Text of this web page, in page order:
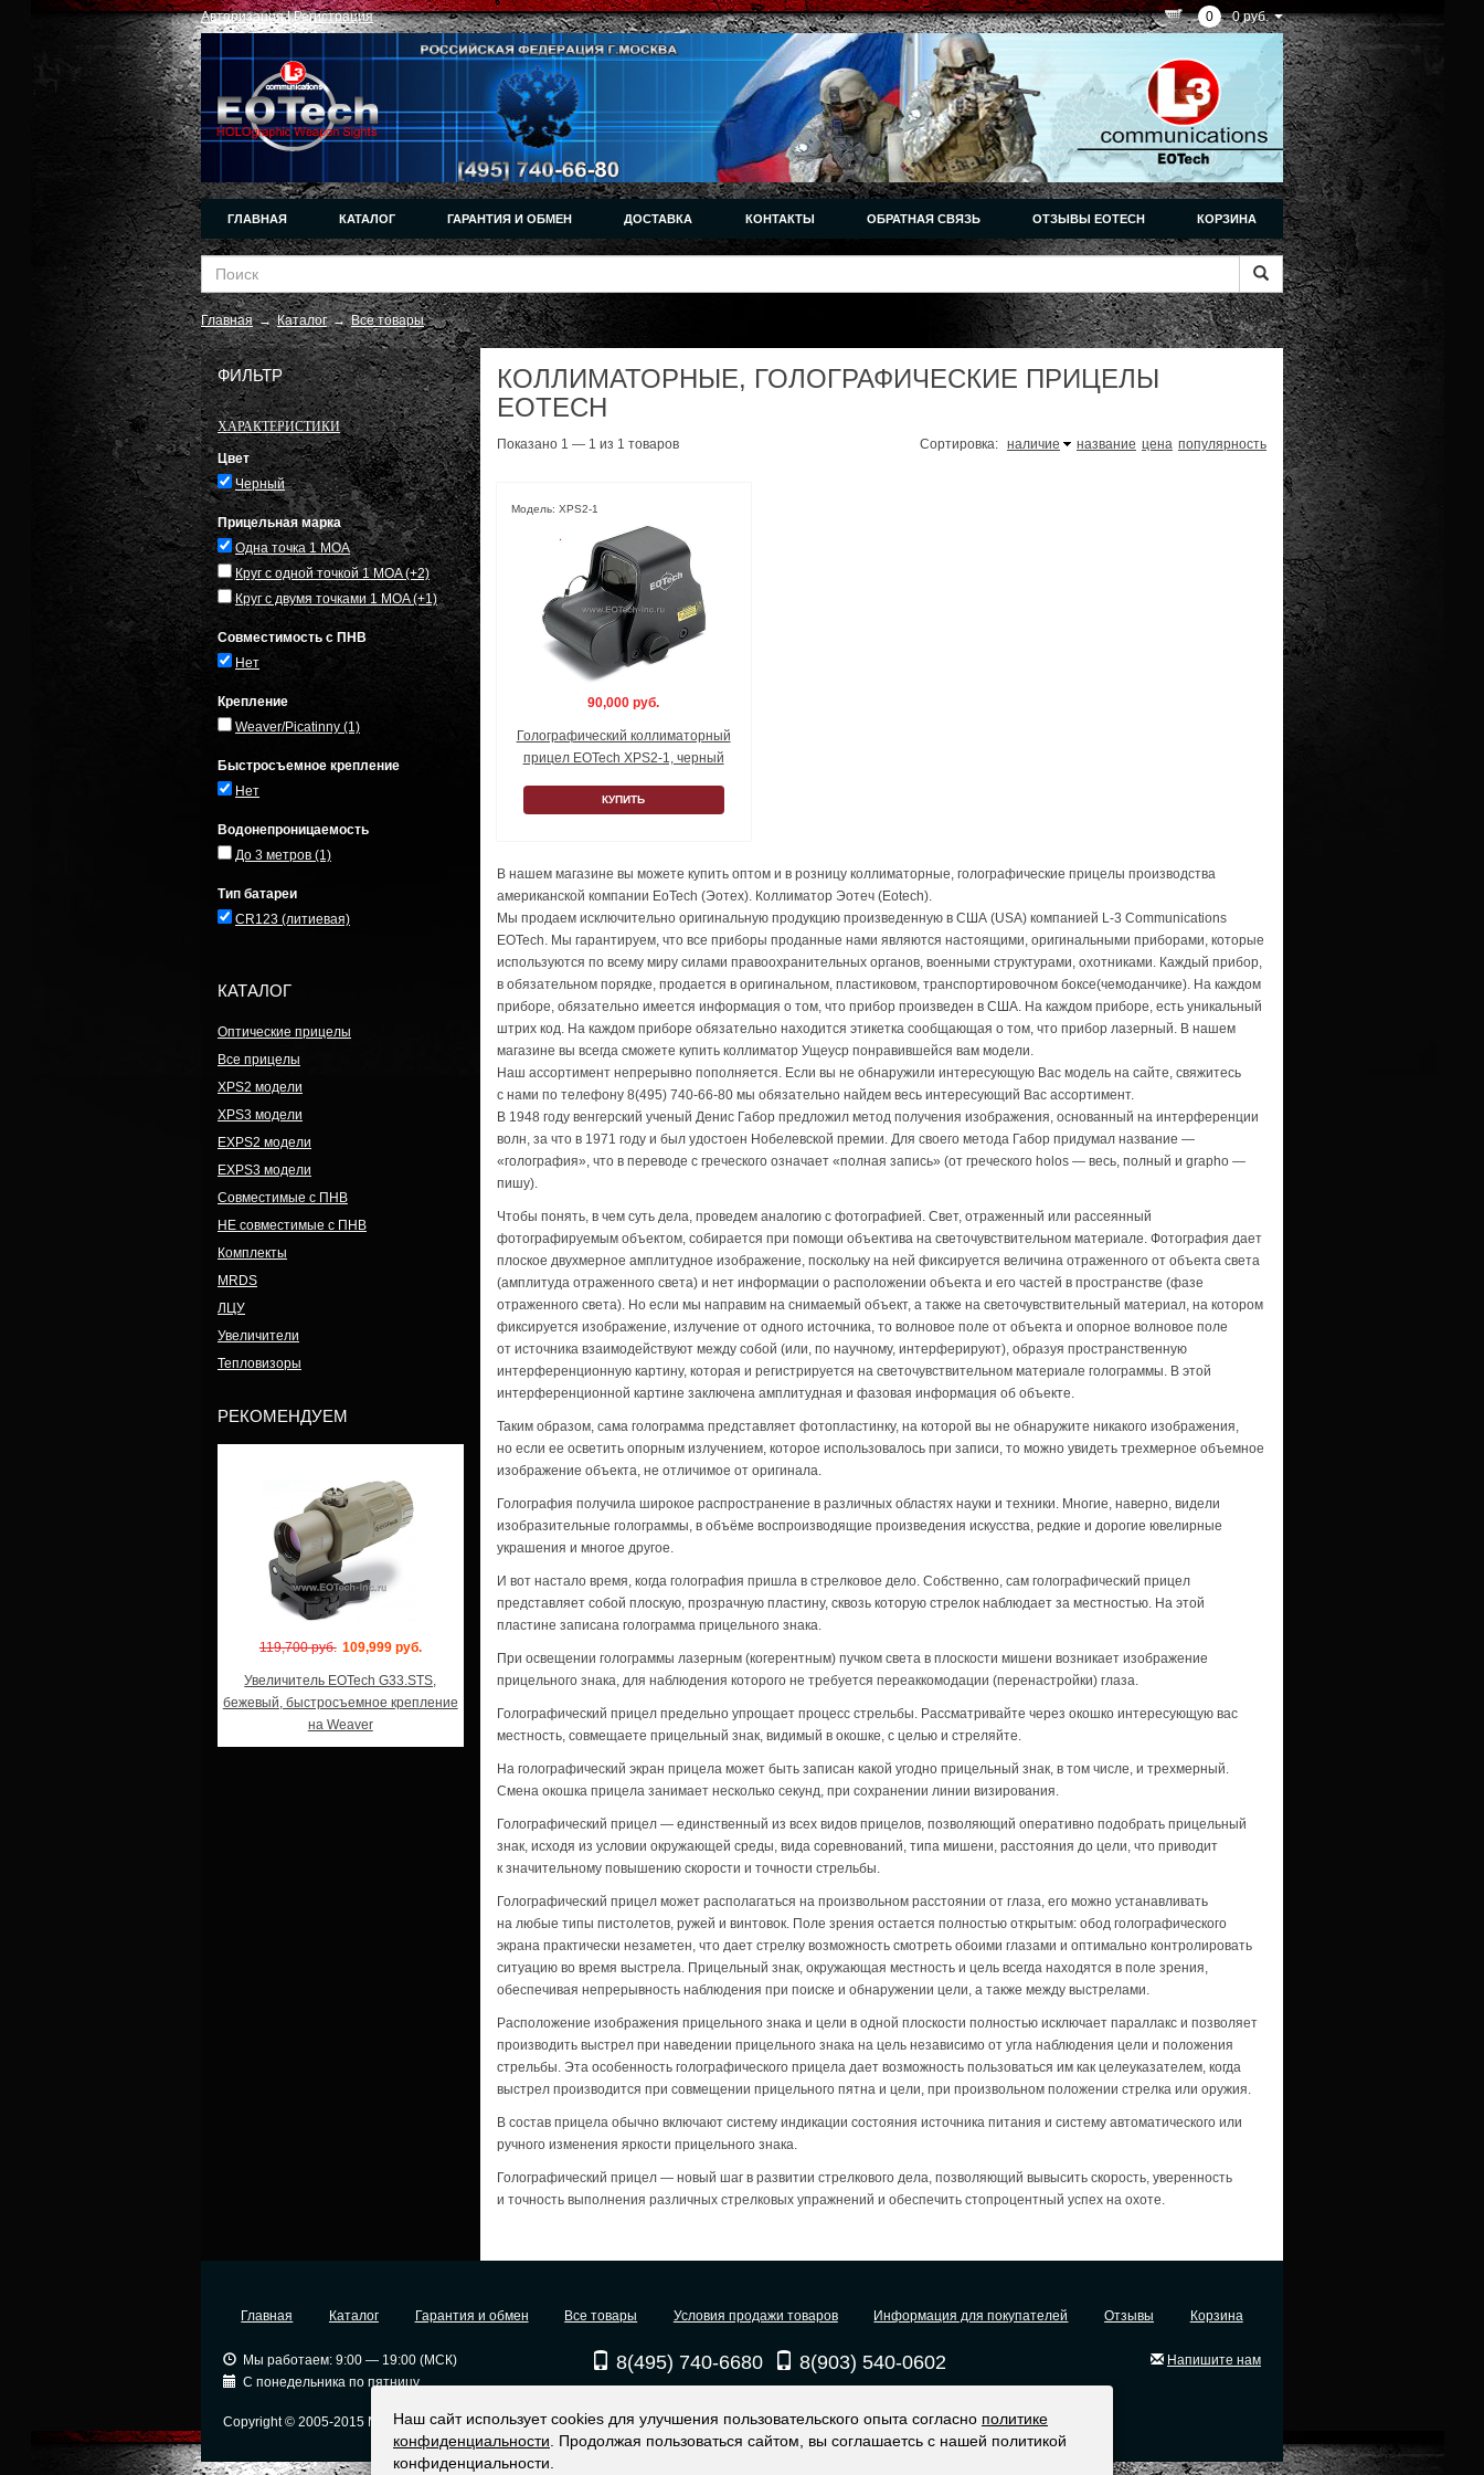
Авторизация|Регистрация 0 0 руб.
ГЛАВНАЯ КАТАЛОГ ГАРАНТИЯ И ОБМЕН ДОСТАВКА КОНТАКТЫ ОБРАТНАЯ СВЯЗЬ ОТЗЫВЫ EOTECH КОРЗИНА
Главная → Каталог → Все товары
ФИЛЬТР
ХАРАКТЕРИСТИКИ
Цвет
Черный
Прицельная марка
Одна точка 1 MOA
Круг с одной точкой 1 MOA(+2)
Круг с двумя точками 1 MOA(+1)
Совместимость с ПНВ
Нет
Крепление
Weaver/Picatinny (1)
Быстросъемное крепление
Нет
Водонепроницаемость
До 3 метров (1)
Тип батареи
CR123 (литиевая)
КАТАЛОГ
Оптические прицелы
Все прицелы
XPS2 модели
XPS3 модели
EXPS2 модели
EXPS3 модели
Совместимые с ПНВ
НЕ совместимые с ПНВ
Комплекты
MRDS
ЛЦУ
Увеличители
Тепловизоры
РЕКОМЕНДУЕМ
119,700 руб. 109,999 руб.
Увеличитель EOTech G33.STS,
бежевый, быстросъемное крепление
на Weaver
КОЛЛИМАТОРНЫЕ, ГОЛОГРАФИЧЕСКИЕ ПРИЦЕЛЫ
EOTECH
Показано 1 — 1 из 1 товаров Сортировка: наличие название цена популярность
Модель: XPS2-1
90,000 руб.
Голографический коллиматорный
прицел EOTech XPS2-1, черный
КУПИТЬ
В нашем магазине вы можете купить оптом и в розницу коллиматорные, голографические прицелы производства
американской компании EoTech (Эотех). Коллиматор Эотеч (Eotech).
Мы продаем исключительно оригинальную продукцию произведенную в США (USA) компанией L-3 Communications
EOTech. Мы гарантируем, что все приборы проданные нами являются настоящими, оригинальными приборами, которые
используются по всему миру силами правоохранительных органов, военными структурами, охотниками. Каждый прибор,
в обязательном порядке, продается в оригинальном, пластиковом, транспортировочном боксе(чемоданчике). На каждом
приборе, обязательно имеется информация о том, что прибор произведен в США. На каждом приборе, есть уникальный
штрих код. На каждом приборе обязательно находится этикетка сообщающая о том, что прибор лазерный. В нашем
магазине вы всегда сможете купить коллиматор Ущеуср понравившейся вам модели.
Наш ассортимент непрерывно пополняется. Если вы не обнаружили интересующую Вас модель на сайте, свяжитесь
с нами по телефону 8(495) 740-66-80мы обязательно найдем весь интересующий Вас ассортимент.
В 1948 году венгерский ученый Денис Габор предложил метод получения изображения, основанный на интерференции
волн, за что в 1971 году и был удостоен Нобелевской премии. Для своего метода Габор придумал название —
«голография», что в переводе с греческого означает «полная запись» (от греческого hоlоs — весь, полный и grapho —
пишу).
Чтобы понять, в чем суть дела, проведем аналогию с фотографией. Свет, отраженный или рассеянный
фотографируемым объектом, собирается при помощи объектива на светочувствительном материале. Фотография дает
плоское двухмерное амплитудное изображение, поскольку на ней фиксируется величина отраженного от объекта света
(амплитуда отраженного света) и нет информации о расположении объекта и его частей в пространстве (фазе
отраженного света). Но если мы направим на снимаемый объект, а также на светочувствительный материал, на котором
фиксируется изображение, излучение от одного источника, то волновое поле от объекта и опорное волновое поле
от источника взаимодействуют между собой (или, по научному, интерферируют), образуя пространственную
интерференционную картину, которая и регистрируется на светочувствительном материале голограммы. В этой
интерференционной картине заключена амплитудная и фазовая информация об объекте.
Таким образом, сама голограмма представляет фотопластинку, на которой вы не обнаружите никакого изображения,
но если ее осветить опорным излучением, которое использовалось при записи, то можно увидеть трехмерное объемное
изображение объекта, не отличимое от оригинала.
Голография получила широкое распространение в различных областях науки и техники. Многие, наверно, видели
изобразительные голограммы, в объёме воспроизводящие произведения искусства, редкие и дорогие ювелирные
украшения и многое другое.
И вот настало время, когда голография пришла в стрелковое дело. Собственно, сам голографический прицел
представляет собой плоскую, прозрачную пластину, сквозь которую стрелок наблюдает за местностью. На этой
пластине записана голограмма прицельного знака.
При освещении голограммы лазерным (когерентным) пучком света в плоскости мишени возникает изображение
прицельного знака, для наблюдения которого не требуется переаккомодации (перенастройки) глаза.
Голографический прицел предельно упрощает процесс стрельбы. Рассматривайте через окошко интересующую вас
местность, совмещаете прицельный знак, видимый в окошке, с целью и стреляйте.
На голографический экран прицела может быть записан какой угодно прицельный знак, в том числе, и трехмерный.
Смена окошка прицела занимает несколько секунд, при сохранении линии визирования.
Голографический прицел — единственный из всех видов прицелов, позволяющий оперативно подобрать прицельный
знак, исходя из условии окружающей среды, вида соревнований, типа мишени, расстояния до цели, что приводит
к значительному повышению скорости и точности стрельбы.
Голографический прицел может располагаться на произвольном расстоянии от глаза, его можно устанавливать
на любые типы пистолетов, ружей и винтовок. Поле зрения остается полностью открытым: обод голографического
экрана практически незаметен, что дает стрелку возможность смотреть обоими глазами и оптимально контролировать
ситуацию во время выстрела. Прицельный знак, окружающая местность и цель всегда находятся в поле зрения,
обеспечивая непрерывность наблюдения при поиске и обнаружении цели, а также между выстрелами.
Расположение изображения прицельного знака и цели в одной плоскости полностью исключает параллакс и позволяет
производить выстрел при наведении прицельного знака на цель независимо от угла наблюдения цели и положения
стрельбы. Эта особенность голографического прицела дает возможность пользоваться им как целеуказателем, когда
выстрел производится при совмещении прицельного пятна и цели, при произвольном положении стрелка или оружия.
В состав прицела обычно включают систему индикации состояния источника питания и систему автоматического или
ручного изменения яркости прицельного знака.
Голографический прицел — новый шаг в развитии стрелкового дела, позволяющий вывысить скорость, уверенность
и точность выполнения различных стрелковых упражнений и обеспечить стопроцентный успех на охоте.
Главная Каталог Гарантия и обмен Все товары Условия продажи товаров Информация для покупателей Отзывы Корзина
Мы работаем: 9:00 — 19:00 (МСК)
С понедельника по пятницу
8(495) 740-6680 8(903) 540-0602 Напишите нам
Copyright © 2005-2015 Москва Оригинальные прицелы EOTECH (USA)
Наш сайт использует cookies для улучшения пользовательского опыта согласно политике
конфиденциальности . Продолжая пользоваться сайтом, вы соглашаетсь с нашей политикой
конфиденциальности.